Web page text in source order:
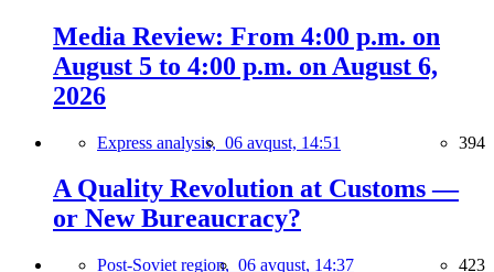
Media Review: From 4:00 p.m. on
August 5 to 4:00 p.m. on August 6,
2026
Express analysis, 06 avqust, 14:51 394
A Quality Revolution at Customs —
or New Bureaucracy?
Post-Soviet region, 06 avqust, 14:37 423